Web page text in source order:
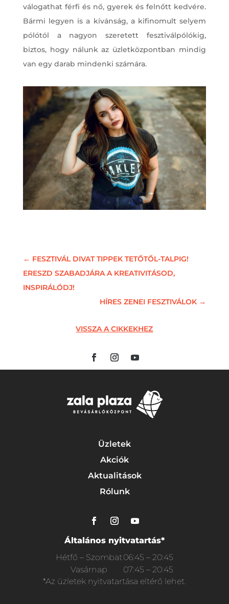
válogathat férfi és nő, gyerek és felnőtt kedvére.
Bármi legyen is a kívánság, a kifinomult selyem
pólótól a nagyon szeretett fesztiválpólókig,
biztos, hogy nálunk az üzletközpontban mindig
van egy darab mindenki számára.
← FESZTIVÁL DIVAT TIPPEK TETŐTŐL-TALPIG!
ERESZD SZABADJÁRA A KREATIVITÁSOD,
INSPIRÁLÓDJ!
HÍRES ZENEI FESZTIVÁLOK →
VISSZA A CIKKEKHEZ
Üzletek
Akciók
Aktualitások
Rólunk
Általános nyitvatartás*
Hétfő – Szombat 06:45 – 20:45
Vasárnap
07:45 – 20:45
*Az üzletek nyitvatartása eltérő lehet.